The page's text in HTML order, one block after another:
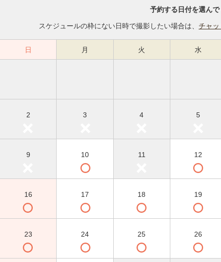
予約する日付を選ん
スケジュールの枠にない日時で撮影したい場合は、 チャッ
日 月 火 水
2 3 4 5
9 10 11 12
16 17 18 19
23 24 25 26